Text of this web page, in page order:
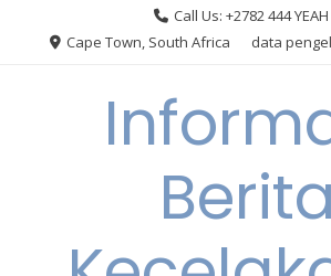
Call Us: +2782 444 YEAH
Cape Town, South Africa
data
Berita